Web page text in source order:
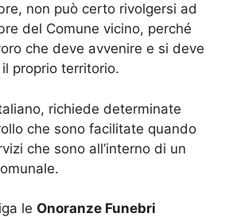
non può certo rivolgersi ad
del Comune vicino, perché
che deve avvenire e si deve
proprio territorio.
richiede determinate
che sono facilitate quando
che sono all’interno di un
le Onoranze Funebri